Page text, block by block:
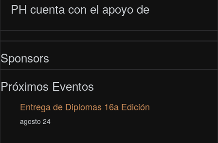
PH cuenta con el apoyo de
Sponsors
Próximos Eventos
Entrega de Diplomas 16a Edición
agosto 24